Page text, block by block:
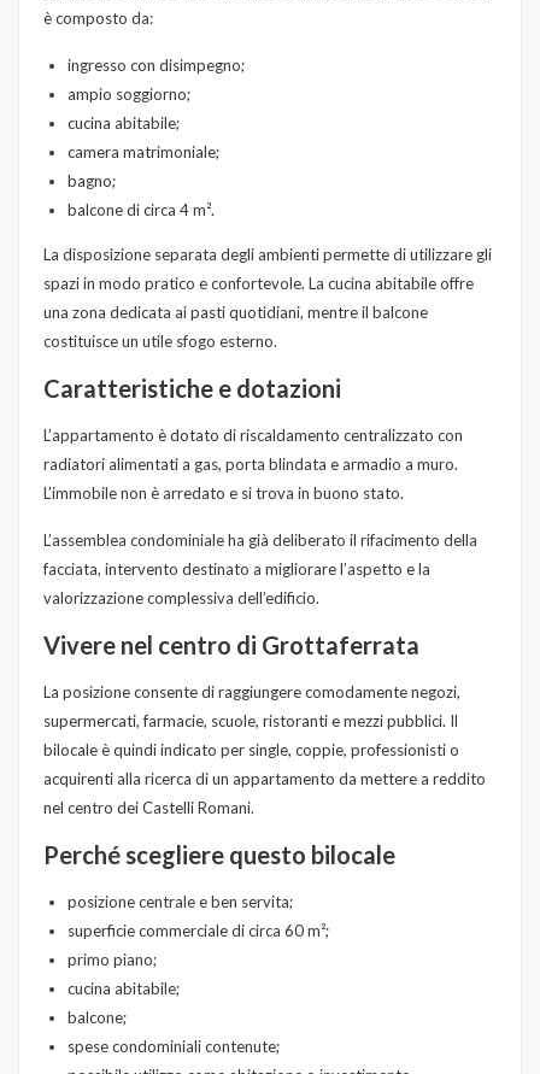
è composto da:
ingresso con disimpegno;
ampio soggiorno;
cucina abitabile;
camera matrimoniale;
bagno;
balcone di circa 4 m².
La disposizione separata degli ambienti permette di utilizzare gli
spazi in modo pratico e confortevole. La cucina abitabile offre
una zona dedicata ai pasti quotidiani, mentre il balcone
costituisce un utile sfogo esterno.
Caratteristiche e dotazioni
L’appartamento è dotato di riscaldamento centralizzato con
radiatori alimentati a gas, porta blindata e armadio a muro.
L’immobile non è arredato e si trova in buono stato.
L’assemblea condominiale ha già deliberato il rifacimento della
facciata, intervento destinato a migliorare l’aspetto e la
valorizzazione complessiva dell’edificio.
Vivere nel centro di Grottaferrata
La posizione consente di raggiungere comodamente negozi,
supermercati, farmacie, scuole, ristoranti e mezzi pubblici. Il
bilocale è quindi indicato per single, coppie, professionisti o
acquirenti alla ricerca di un appartamento da mettere a reddito
nel centro dei Castelli Romani.
Perché scegliere questo bilocale
posizione centrale e ben servita;
superficie commerciale di circa 60 m²;
primo piano;
cucina abitabile;
balcone;
spese condominiali contenute;